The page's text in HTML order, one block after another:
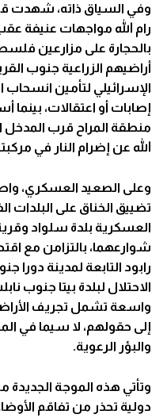
وفي السياق ذاته، شهدت
رام الله مواجهات
بالحجارة على مزارعين
أراضيهم الزراعية جنوب
الإسرائيلي لتأمين
إصابات أو اعتقالات،
منطقة المراح قرب المدخل
الله عن إضرام النار في
وعلى الصعيد العسكري،
تضييق الخناق على البلدات
العسكرية بلدة سلواد
شوارعهما، بالتزامن مع
رابود التابعة لمدينة دورا
الاحتلال لبلدة بيتا جنوب
واسعة تشمل تجريف
إلى حقولهم، لا سيما في
والبؤر الرعوية.
وتأتي هذه الموجة الجديدة
دولية تحذر من تفاقم